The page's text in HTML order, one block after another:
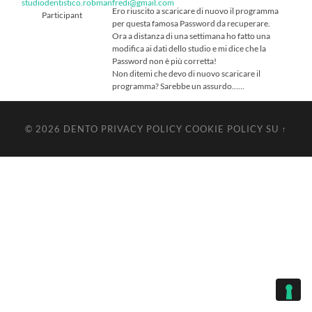
studiodentistico.robmanfredi@gmail.com
Participant
Ero riuscito a scaricare di nuovo il programma
per questa famosa Password da recuperare.
Ora a distanza di una settimana ho fatto una
modifica ai dati dello studio e mi dice che la
Password non è più corretta!
Non ditemi che devo di nuovo scaricare il
programma? Sarebbe un assurdo……
© 2026 DENTO PRIVACY POLICY COOKIE POLICY SU ↑